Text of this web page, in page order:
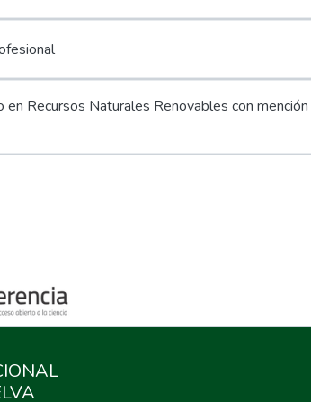
en Recursos Naturales Renovables con